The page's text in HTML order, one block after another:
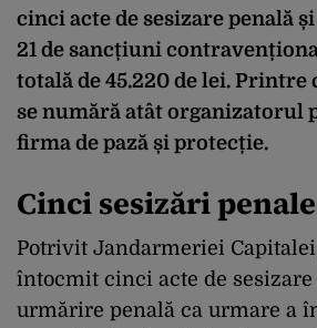
cinci acte de sesizare penală
21 de sancțiuni
totală de 45.220 de lei. Printre
se numără atât organizatorul
firma de pază și protecție.
Cinci sesizări
Potrivit Jandarmeriei
întocmit cinci acte de sesizare
urmărire penală ca urmare a